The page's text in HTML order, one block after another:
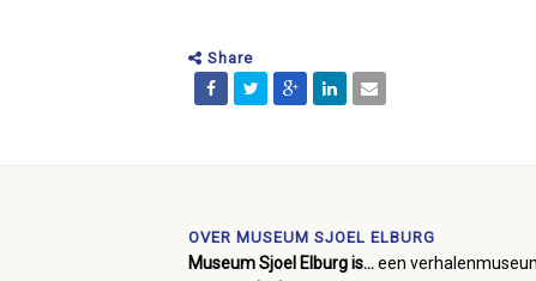
Share
OVER MUSEUM SJOEL ELBURG
Museum Sjoel Elburg is...een